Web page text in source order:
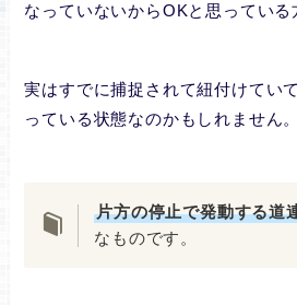
なっていないからOKと思っている
実はすでに捕捉されて紐付けてい
っている状態なのかもしれません。
片方の停止で発動する道
なものです。